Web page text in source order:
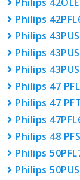
Philips
Philips
Philips
Philips
Philips 47
Philips 47
Philips
Philips 48
Philips
Philips